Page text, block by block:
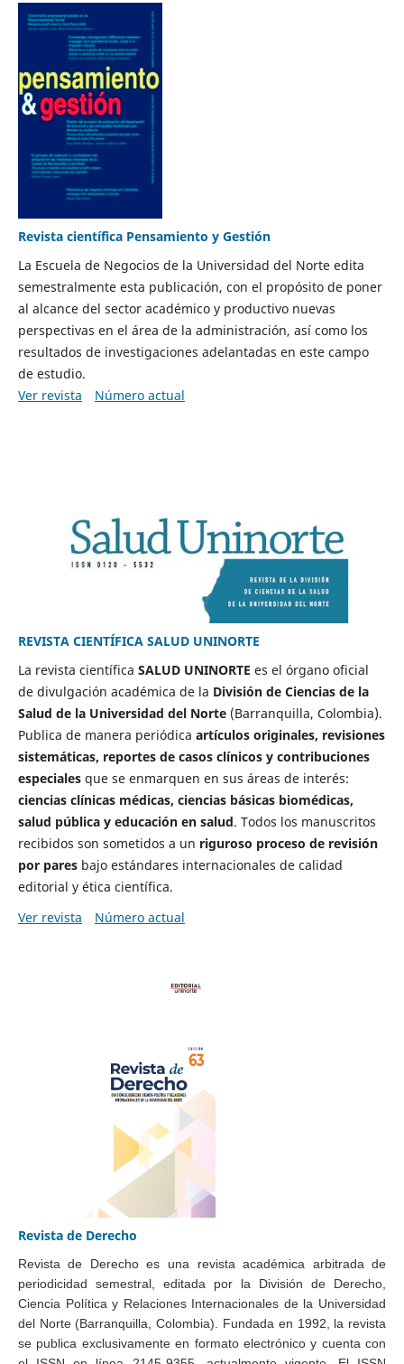
Revista científica Pensamiento y Gestión
La Escuela de Negocios de la Universidad del Norte edita
semestralmente esta publicación, con el propósito de poner
al alcance del sector académico y productivo nuevas
perspectivas en el área de la administración, así como los
resultados de investigaciones adelantadas en este campo
de estudio.
Ver revista
Número actual
REVISTA CIENTÍFICA SALUD UNINORTE
La revista científica SALUD UNINORTE es el órgano oficial
de divulgación académica de la División de Ciencias de la
Salud de la Universidad del Norte(Barranquilla, Colombia).
Publica de manera periódica artículos originales, revisiones
sistemáticas, reportes de casos clínicos y contribuciones
especialesque se enmarquen en sus áreas de interés:
ciencias clínicas médicas, ciencias básicas biomédicas,
salud pública y educación en salud. Todos los manuscritos
recibidos son sometidos a un riguroso proceso de revisión
por paresbajo estándares internacionales de calidad
editorial y ética científica.
Ver revista
Número actual
Revista de Derecho
Revista de Derecho es una revista académica arbitrada de
periodicidad semestral, editada por la División de Derecho,
Ciencia Política y Relaciones Internacionales de la Universidad
del Norte (Barranquilla, Colombia). Fundada en 1992, la revista
se publica exclusivamente en formato electrónico y cuenta con